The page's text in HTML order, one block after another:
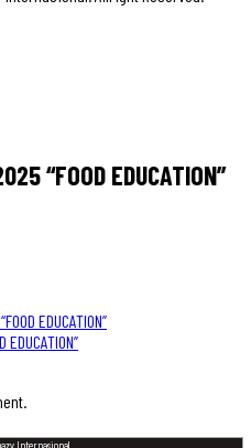
“FOOD EDUCATION”
EDUCATION”